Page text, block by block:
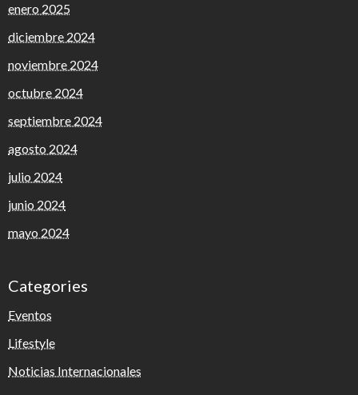
enero 2025
diciembre 2024
noviembre 2024
octubre 2024
septiembre 2024
agosto 2024
julio 2024
junio 2024
mayo 2024
Categories
Eventos
Lifestyle
Noticias Internacionales